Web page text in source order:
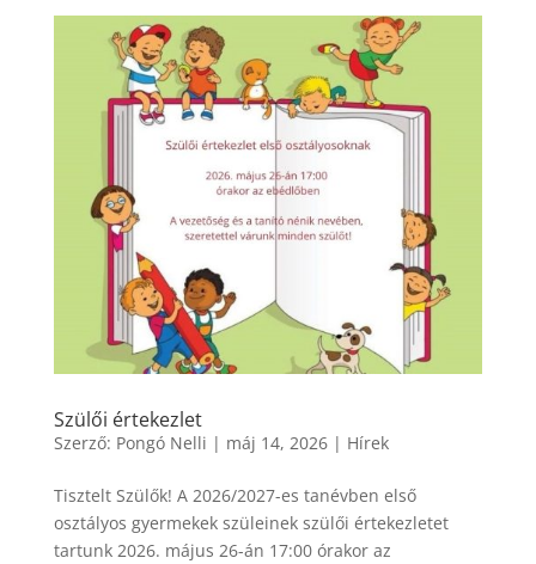
Szülői értekezlet
Szerző: Pongó Nelli | máj 14, 2026| Hírek
Tisztelt Szülők! A 2026/2027-es tanévben első
osztályos gyermekek szüleinek szülői értekezletet
tartunk 2026. május 26-án 17:00 órakor az